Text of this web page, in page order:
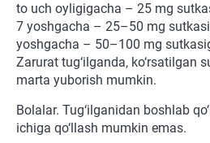
to uch oyligigacha – 25 mg
7 yoshgacha – 25–50 mg
yoshgacha – 50–100 mg
Zarurat tug‘ilganda, ko‘rsatilgan
marta yuborish mumkin.
Bolalar. Tug‘ilganidan boshlab
ichiga qo‘llash mumkin emas.